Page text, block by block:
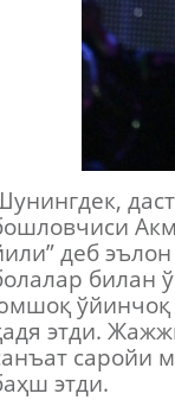
деб
билан
ўйинчоқ
этди.
саройи
этди.